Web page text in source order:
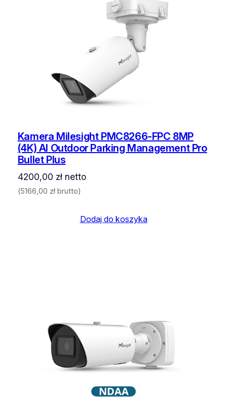
Kamera Milesight PMC8266-FPC 8MP
(4K) AI Outdoor Parking Management Pro
Bullet Plus
4200,00 złnetto
(5166,00 złbrutto)
Dodaj do koszyka
NDAA